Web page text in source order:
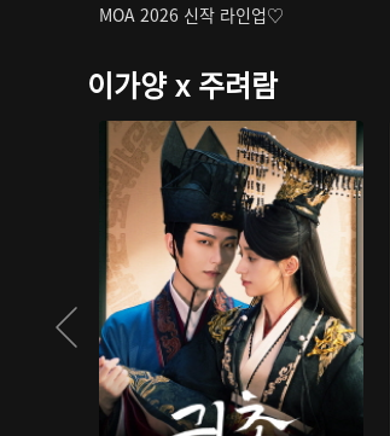
MOA 2026 신작 라인업♡
이가양 x 주려람